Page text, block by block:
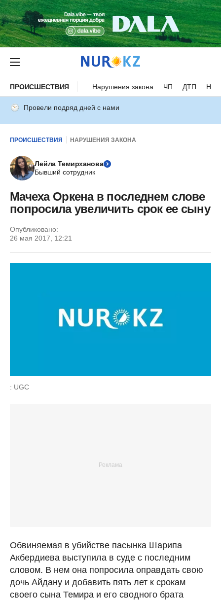
ПРОИСШЕСТВИЯ Нарушения закона ЧП ДТП
Провели подряд дней с нами
ПРОИСШЕСТВИЯ НАРУШЕНИЯ ЗАКОНА
Лейла Темирханова
Бывший сотрудник
Мачеха Оркена в последнем слове
попросила увеличить срок ее сыну
Опубликовано:
26 мая 2017, 12:21
: UGC
Обвиняемая в убийстве пасынка Шарипа
Акбердиева выступила в суде с последним
словом. В нем она попросила оправдать свою
дочь Айдану и добавить пять лет к срокам
своего сына Темира и его сводного брата